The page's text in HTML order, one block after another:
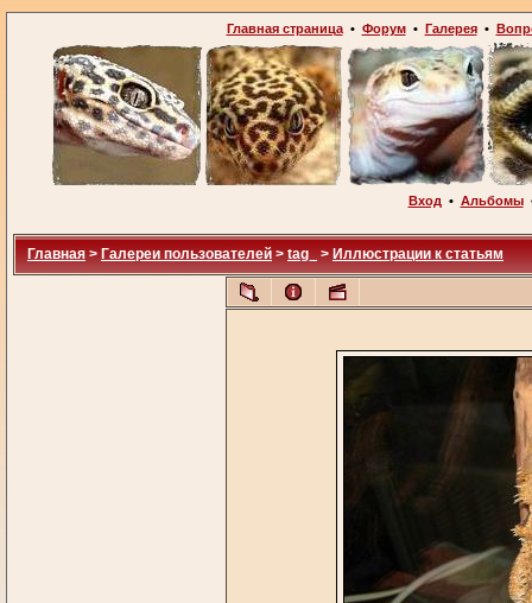
Главная страница• Форум• Галерея•
Вход • Альбомы
Главная > Галереи пользователей > tag_ > Иллюстрации к статьям